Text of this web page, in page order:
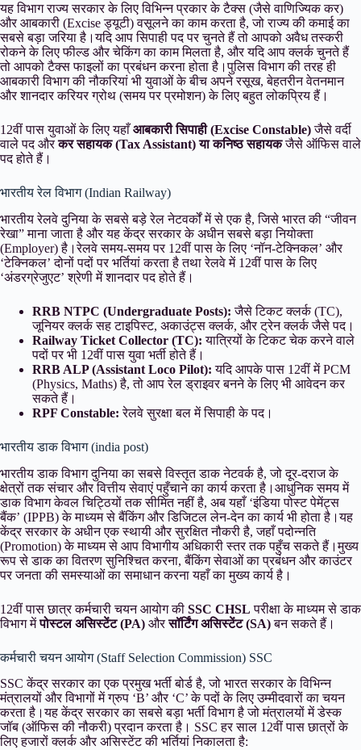
यह विभाग राज्य सरकार के लिए विभिन्न प्रकार के टैक्स (जैसे वाणिज्यिक कर)
और आबकारी (Excise ड्यूटी) वसूलने का काम करता है, जो राज्य की कमाई का
सबसे बड़ा जरिया है।यदि आप सिपाही पद पर चुनते हैं तो आपको अवैध तस्करी
रोकने के लिए फील्ड और चेकिंग का काम मिलता है, और यदि आप क्लर्क चुनते हैं
तो आपको टैक्स फाइलों का प्रबंधन करना होता है।पुलिस विभाग की तरह ही
आबकारी विभाग की नौकरियां भी युवाओं के बीच अपने रसूख, बेहतरीन वेतनमान
और शानदार करियर ग्रोथ (समय पर प्रमोशन) के लिए बहुत लोकप्रिय हैं।
12वीं पास युवाओं के लिए यहाँआबकारी सिपाही (Excise Constable)जैसे वर्दी
वाले पद औरकर सहायक (Tax Assistant) या कनिष्ठ सहायकजैसे ऑफिस वाले
पद होते हैं।
भारतीय रेल विभाग (Indian Railway)
भारतीय रेलवे दुनिया के सबसे बड़े रेल नेटवर्कों में से एक है, जिसे भारत की “जीवन
रेखा” माना जाता है और यह केंद्र सरकार के अधीन सबसे बड़ा नियोक्ता
(Employer) है।रेलवे समय-समय पर 12वीं पास के लिए ‘नॉन-टेक्निकल’ और
‘टेक्निकल’ दोनों पदों पर भर्तियां करता है तथा रेलवे में 12वीं पास के लिए
‘अंडरग्रेजुएट’ श्रेणी में शानदार पद होते हैं।
RRB NTPC (Undergraduate Posts): जैसे टिकट क्लर्क (TC),
जूनियर क्लर्क सह टाइपिस्ट, अकाउंट्स क्लर्क, और ट्रेन क्लर्क जैसे पद।
Railway Ticket Collector (TC): यात्रियों के टिकट चेक करने वाले
पदों पर भी 12वीं पास युवा भर्ती होते हैं।
RRB ALP (Assistant Loco Pilot): यदि आपके पास 12वीं में PCM
(Physics, Maths) है, तो आप रेल ड्राइवर बनने के लिए भी आवेदन कर
सकते हैं।
RPF Constable: रेलवे सुरक्षा बल में सिपाही के पद।
भारतीय डाक विभाग (india post)
भारतीय डाक विभाग दुनिया का सबसे विस्तृत डाक नेटवर्क है, जो दूर-दराज के
क्षेत्रों तक संचार और वित्तीय सेवाएं पहुँचाने का कार्य करता है।आधुनिक समय में
डाक विभाग केवल चिट्ठियों तक सीमित नहीं है, अब यहाँ ‘इंडिया पोस्ट पेमेंट्स
बैंक’ (IPPB) के माध्यम से बैंकिंग और डिजिटल लेन-देन का कार्य भी होता है।यह
केंद्र सरकार के अधीन एक स्थायी और सुरक्षित नौकरी है, जहाँ पदोन्नति
(Promotion) के माध्यम से आप विभागीय अधिकारी स्तर तक पहुँच सकते हैं।मुख्य
रूप से डाक का वितरण सुनिश्चित करना, बैंकिंग सेवाओं का प्रबंधन और काउंटर
पर जनता की समस्याओं का समाधान करना यहाँ का मुख्य कार्य है।
12वीं पास छात्र कर्मचारी चयन आयोग की SSC CHSL परीक्षा के माध्यम से डाक
विभाग मेंपोस्टल असिस्टेंट (PA) औरसॉर्टिंग असिस्टेंट (SA)बन सकते हैं।
कर्मचारी चयन आयोग (Staff Selection Commission) SSC
SSC केंद्र सरकार का एक प्रमुख भर्ती बोर्ड है, जो भारत सरकार के विभिन्न
मंत्रालयों और विभागों में ग्रुप ‘B’ और ‘C’ के पदों के लिए उम्मीदवारों का चयन
करता है।यह केंद्र सरकार का सबसे बड़ा भर्ती विभाग है जो मंत्रालयों में डेस्क
जॉब (ऑफिस की नौकरी) प्रदान करता है। SSC हर साल 12वीं पास छात्रों के
लिए हजारों क्लर्क और असिस्टेंट की भर्तियां निकालता है: